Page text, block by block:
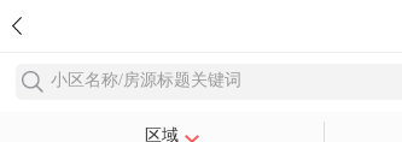
小区名称/房源标题关键词
区域